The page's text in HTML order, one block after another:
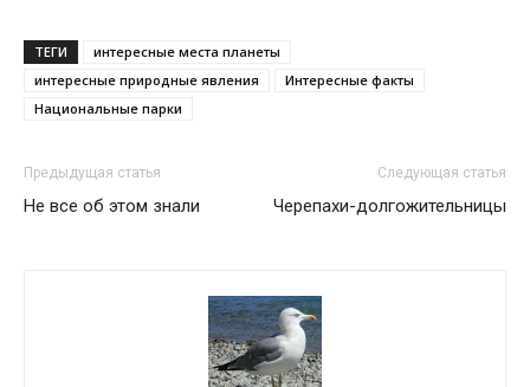
ТЕГИ
интересные места планеты
интересные природные явления
Интересные факты
Национальные парки
Предыдущая статья
Не все об этом знали
Следующая статья
Черепахи-долгожительницы